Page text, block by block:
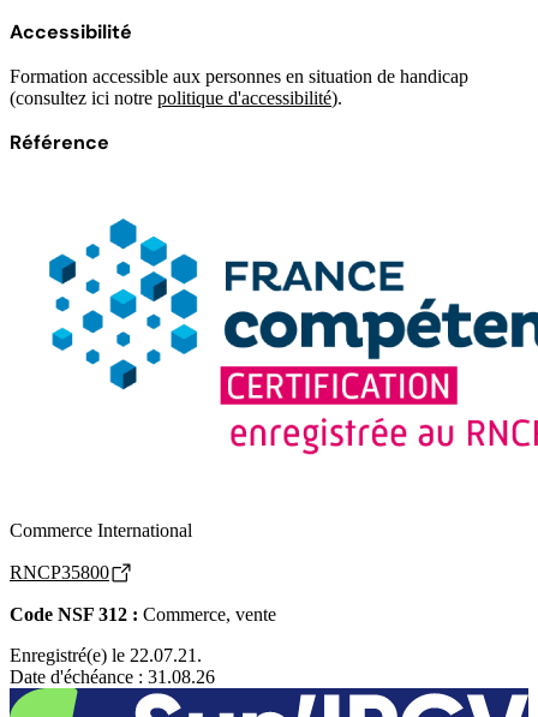
Accessibilité
Formation accessible aux personnes en situation de handicap
(consultez ici notre politique d'accessibilité).
Référence
Commerce International
RNCP35800
Code NSF 312 : Commerce, vente
Enregistré(e) le 22.07.21.
Date d'échéance : 31.08.26